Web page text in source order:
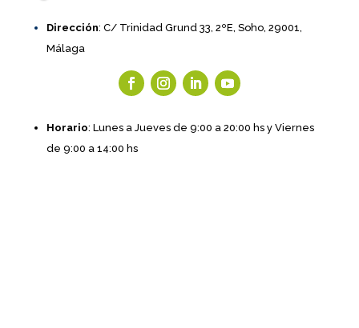
Dirección: C/ Trinidad Grund 33, 2ºE, Soho, 29001,
Málaga
Horario: Lunes a Jueves de 9:00 a 20:00 hs y Viernes
de 9:00 a 14:00 hs